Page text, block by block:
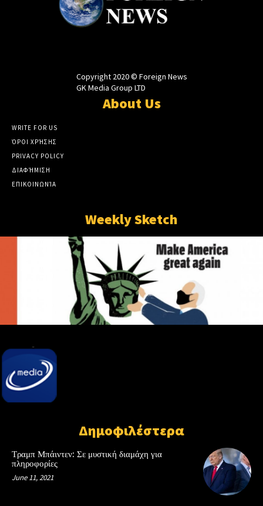
Copyright 2020 © Foreign News
GK Media Group LTD
About Us
WRITE FOR US
ΌΡΟΙ ΧΡΉΣΗΣ
PRIVACY POLICY
ΔΙΑΦΉΜΙΣΗ
ΕΠΙΚΟΙΝΩΝΊΑ
Weekly Sketch
Δημοφιλέστερα
Τραμπ Μπάιντεν: Σε μυστική διαμάχη για
πληροφορίες
June 11, 2021